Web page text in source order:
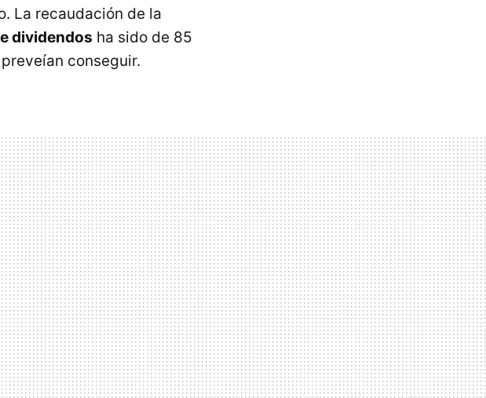
La recaudación de la
dividendos ha sido de 85
conseguir.